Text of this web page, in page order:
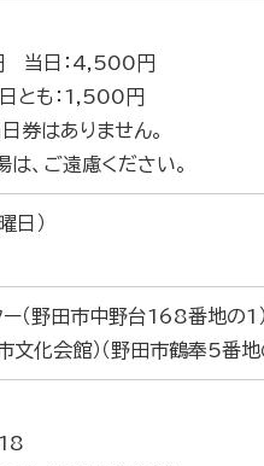
当日：4,500円
日とも：1,500円
券はありません。
、ご遠慮ください。
日）
ー（野田市中野台168番
市文化会館）（野田市鶴